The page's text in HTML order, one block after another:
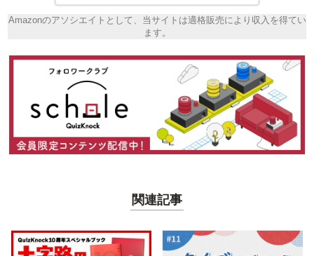
Amazonのアソシエイトとして、当サイトは適格販売により収入を得てい
ます。
関連記事